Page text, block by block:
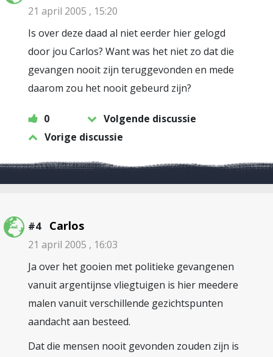
21 april 2005 , 15:20
Is over deze daad al niet eerder hier gelogd
door jou Carlos? Want was het niet zo dat die
gevangen nooit zijn teruggevonden en mede
daarom zou het nooit gebeurd zijn?
0
Volgende discussie
Vorige discussie
#4 Carlos
21 april 2005 , 16:03
Ja over het gooien met politieke gevangenen
vanuit argentijnse vliegtuigen is hier meedere
malen vanuit verschillende gezichtspunten
aandacht aan besteed.
Dat die mensen nooit gevonden zouden zijn is